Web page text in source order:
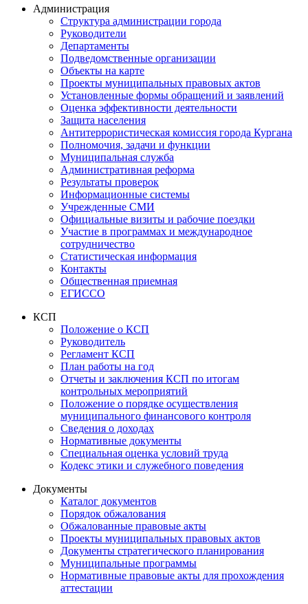
Администрация
Структура администрации города
Руководители
Департаменты
Подведомственные организации
Объекты на карте
Проекты муниципальных правовых актов
Установленные формы обращений и заявлений
Оценка эффективности деятельности
Защита населения
Антитеррористическая комиссия города Кургана
Полномочия, задачи и функции
Муниципальная служба
Административная реформа
Результаты проверок
Информационные системы
Учрежденные СМИ
Официальные визиты и рабочие поездки
Участие в программах и международное
сотрудничество
Статистическая информация
Контакты
Общественная приемная
ЕГИССО
КСП
Положение о КСП
Руководитель
Регламент КСП
План работы на год
Отчеты и заключения КСП по итогам
контрольных мероприятий
Положение о порядке осуществления
муниципального финансового контроля
Сведения о доходах
Нормативные документы
Специальная оценка условий труда
Кодекс этики и служебного поведения
Документы
Каталог документов
Порядок обжалования
Обжалованные правовые акты
Проекты муниципальных правовых актов
Документы стратегического планирования
Муниципальные программы
Нормативные правовые акты для прохождения
аттестации